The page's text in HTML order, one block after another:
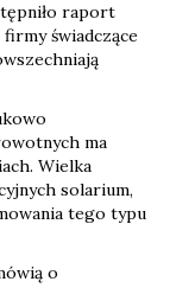
raport
świadczące
ma
Wielka
solarium,
tego typu
o